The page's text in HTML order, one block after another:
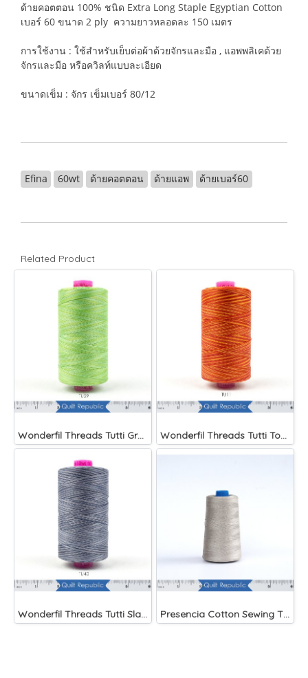
ด้ายคอตตอน 100% ชนิด Extra Long Staple Egyptian Cotton
เบอร์ 60 ขนาด 2 ply ความยาวหลอดละ 150 เมตร
การใช้งาน : ใช้สำหรับเย็บต่อผ้าด้วยจักรและมือ , แอพพลิเคด้วย
จักรและมือ หรือควิลท์แบบละเอียด
ขนาดเข็ม : จักร เข็มเบอร์ 80/12
Efina 60wt ด้ายคอตตอน ด้ายแอพ ด้ายเบอร์60
Related Product
Wonderfil Threads Tutti Grass Wonderfil Threads Tutti Tomato
Wonderfil Threads Tutti Slate Presencia Cotton Sewing Thread 3-ply 60wt 4882 Yards Grey